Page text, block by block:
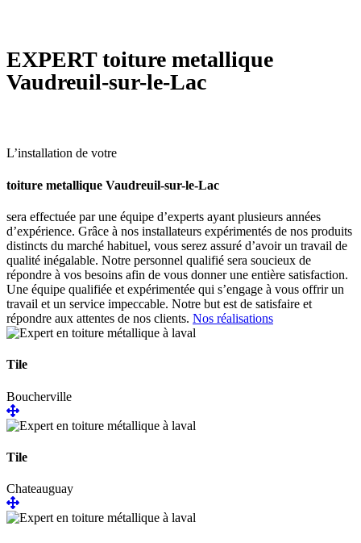
EXPERTtoiture metallique
Vaudreuil-sur-le-Lac
L’installation de votre
toiture metallique Vaudreuil-sur-le-Lac
sera effectuée par une équipe d’experts ayant plusieurs années
d’expérience. Grâce à nos installateurs expérimentés de nos produits
distincts du marché habituel, vous serez assuré d’avoir un travail de
qualité inégalable. Notre personnel qualifié sera soucieux de
répondre à vos besoins afin de vous donner une entière satisfaction.
Une équipe qualifiée et expérimentée qui s’engage à vous offrir un
travail et un service impeccable. Notre but est de satisfaire et
répondre aux attentes de nos clients. Nos réalisations
Tile
Boucherville
Tile
Chateauguay